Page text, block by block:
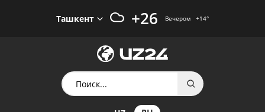
Ташкент +26 Вечером +14°